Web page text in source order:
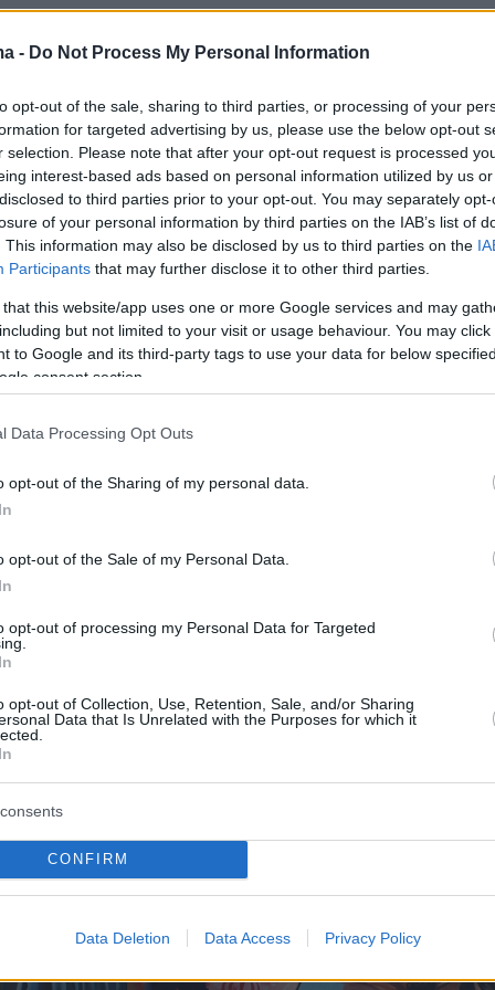
- Do Not Process My Personal Information
opt-out of the sale, sharing to third parties, or processing of your
for targeted advertising by us, please use the below opt-out
selection. Please note that after your opt-out request is processed
interest-based ads based on personal information utilized by us
to third parties prior to your opt-out. You may separately
of your personal information by third parties on the IAB’s list of
This information may also be disclosed by us to third parties on the
Participants that may further disclose it to other third parties.
that this website/app uses one or more Google services and may
but not limited to your visit or usage behaviour. You may
to Google and its third-party tags to use your data for below
consent section.
Data Processing Opt Outs
opt-out of the Sharing of my personal data.
opt-out of the Sale of my Personal Data.
opt-out of processing my Personal Data for Targeted
opt-out of Collection, Use, Retention, Sale, and/or Sharing
Data that Is Unrelated with the Purposes for which it
CONFIRM
Data Deletion Data Access Privacy Policy
σημείο. Το Ιράν δεν χρειάστηκε να
πιο ευάλωτοι. Και το βρήκε σταΣτενά του
ενεργειακές εγκαταστάσεις του Κόλπου και
της παγκόσμιας οικονομίας από μια
νερού που μπορεί να γίνει, μέσα σε
σημείο ασφυξίας.
της Τεχεράνης στηρίχθηκε σε αυτό που
«τριγωνική πίεση».Όχι απευθείας
τον ισχυρότερο αντίπαλο, αλλά χτύπημα σε
παίκτες, οι οποίοι έχουν άμεση
ισχυρό. Στην προκειμένη περίπτωση, αυτοί
Αραβικά Εμιράτα.Χώρες στρατιωτικά
ενεργειακά κρίσιμες και πολιτικά
αρχιτεκτονική ασφάλειας στην περιοχή.